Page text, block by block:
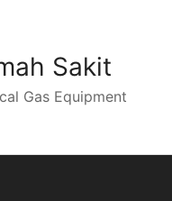
Sakit
Gas Equipment